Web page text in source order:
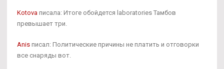
Kotova писала: Итоге обойдется laboratories Тамбов
превышает три.
Anis писал: Политические причины не платить и отговорки
все снаряды вот.